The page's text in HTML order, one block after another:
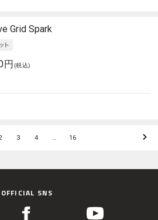
Grid Spark
円 (税込)
3 4 … 16
OFFICIAL SNS